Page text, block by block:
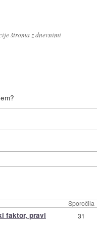
štroma z dnevnimi
Sporočila
faktor, pravi 31